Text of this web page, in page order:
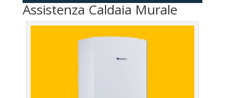
Assistenza Caldaia Murale